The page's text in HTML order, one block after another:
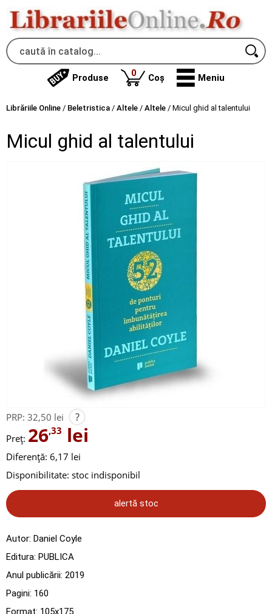
Produse 0produse
Coș Meniu
Librăriile Online / Beletristica / Altele / Altele / Micul ghid al talentului
Micul ghid al talentului
PRP: 32,50 lei ?
Preț: 26,33 lei
Diferență: 6,17 lei
Disponibilitate: stoc indisponibil
alertă stoc
Autor: Daniel Coyle
Editura: PUBLICA
Anul publicării: 2019
Pagini: 160
Format: 105x175